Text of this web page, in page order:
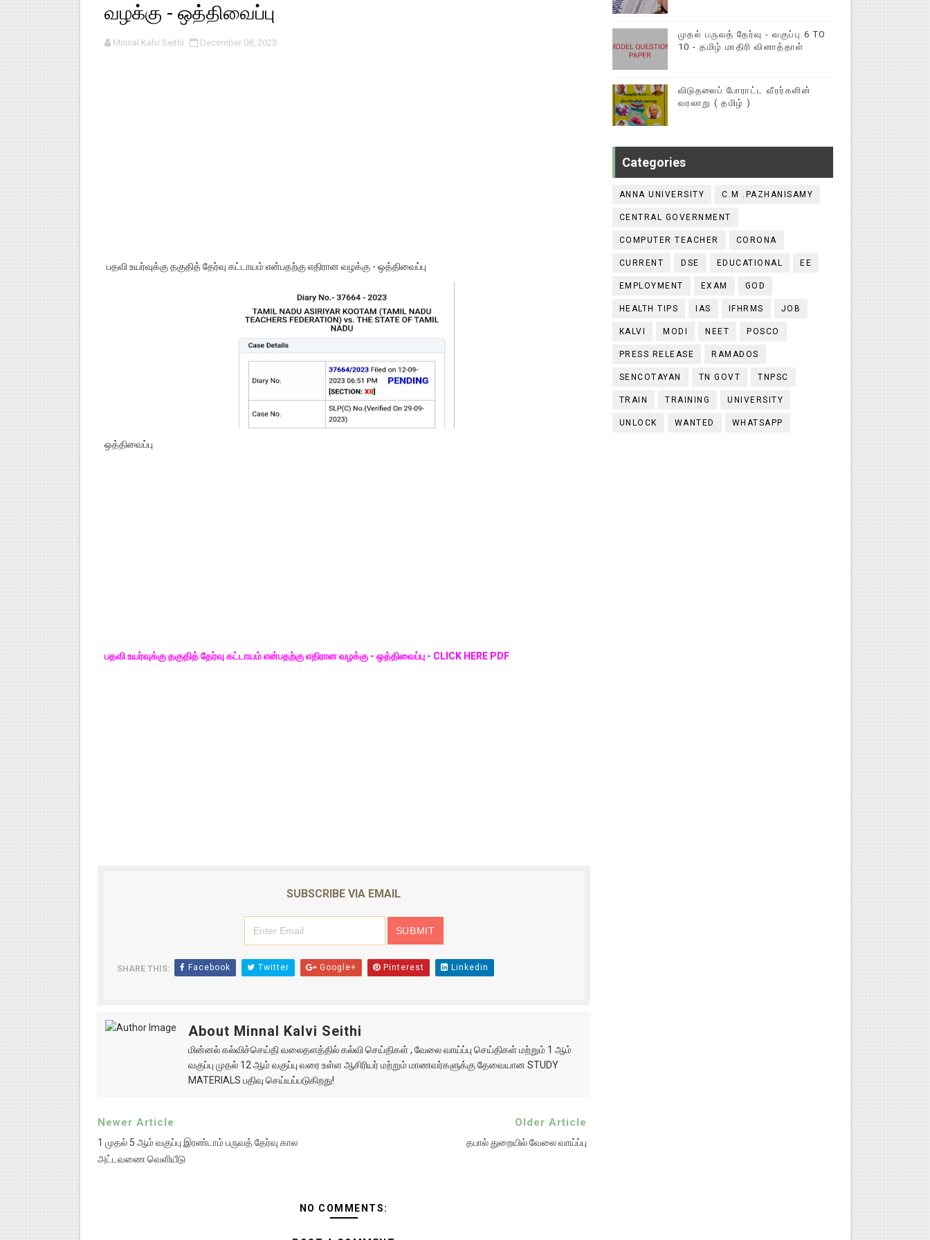
1,2,3 ஆம் வகுப்பு - ஜனவரி முதல் வாரம் பாடக் குறிப்பு
1 முதல் 5 ஆம் வகுப்பு இரண்டாம் பருவத் தொகுத்தறி மதிப்பெண்கள் - TNSED செயலியில் உள்ளீடு செய்தல் - வழிகாட்டி நெறிமுறைகள் சார்பு - தொடக்கக் கல்வி
வழக்கு - ஒத்திவைப்பு
Minnal Kalvi Seithi December 08, 2023
பதவி உயர்வுக்கு தகுதித் தேர்வு கட்டாயம் என்பதற்கு எதிரான வழக்கு - ஒத்திவைப்பு
ஒத்திவைப்பு
பதவி உயர்வுக்கு தகுதித் தேர்வு கட்டாயம் என்பதற்கு எதிரான வழக்கு - ஒத்திவைப்பு - CLICK HERE PDF
SUBSCRIBE VIA EMAIL
SHARE THIS: Facebook Twitter Google+ Pinterest Linkedin
About Minnal Kalvi Seithi
மின்னல் கல்விச்செய்தி வலைதளத்தில் கல்வி செய்திகள் , வேலை வாய்ப்பு செய்திகள் மற்றும் 1 ஆம்
வகுப்பு முதல் 12 ஆம் வகுப்பு வரை உள்ள ஆசிரியர் மற்றும் மாணவர்களுக்கு தேவையான STUDY
MATERIALS பதிவு செய்யப்படுகிறது!
Newer Article
1 முதல் 5 ஆம் வகுப்பு இரண்டாம் பருவத் தேர்வு கால
அட்டவணை வெளியீடு
Older Article
தபால் துறையில் வேலை வாய்ப்பு
NO COMMENTS:
முதல் பருவத் தேர்வு - வகுப்பு 6 TO
10 - தமிழ் மாதிரி வினாத்தாள்
விடுதலைப் போராட்ட வீரர்களின்
வரலாறு ( தமிழ் )
Categories
ANNA UNIVERSITY C.M .PAZHANISAMY
CENTRAL GOVERNMENT
COMPUTER TEACHER CORONA
CURRENT DSE EDUCATIONAL EE
EMPLOYMENT EXAM GOD
HEALTH TIPS IAS IFHRMS JOB
KALVI MODI NEET POSCO
PRESS RELEASE RAMADOS
SENCOTAYAN TN GOVT TNPSC
TRAIN TRAINING UNIVERSITY
UNLOCK WANTED WHATSAPP